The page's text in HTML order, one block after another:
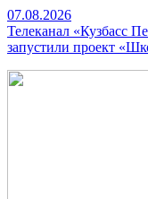
07.08.2026
Телеканал «Кузбасс
запустили проект